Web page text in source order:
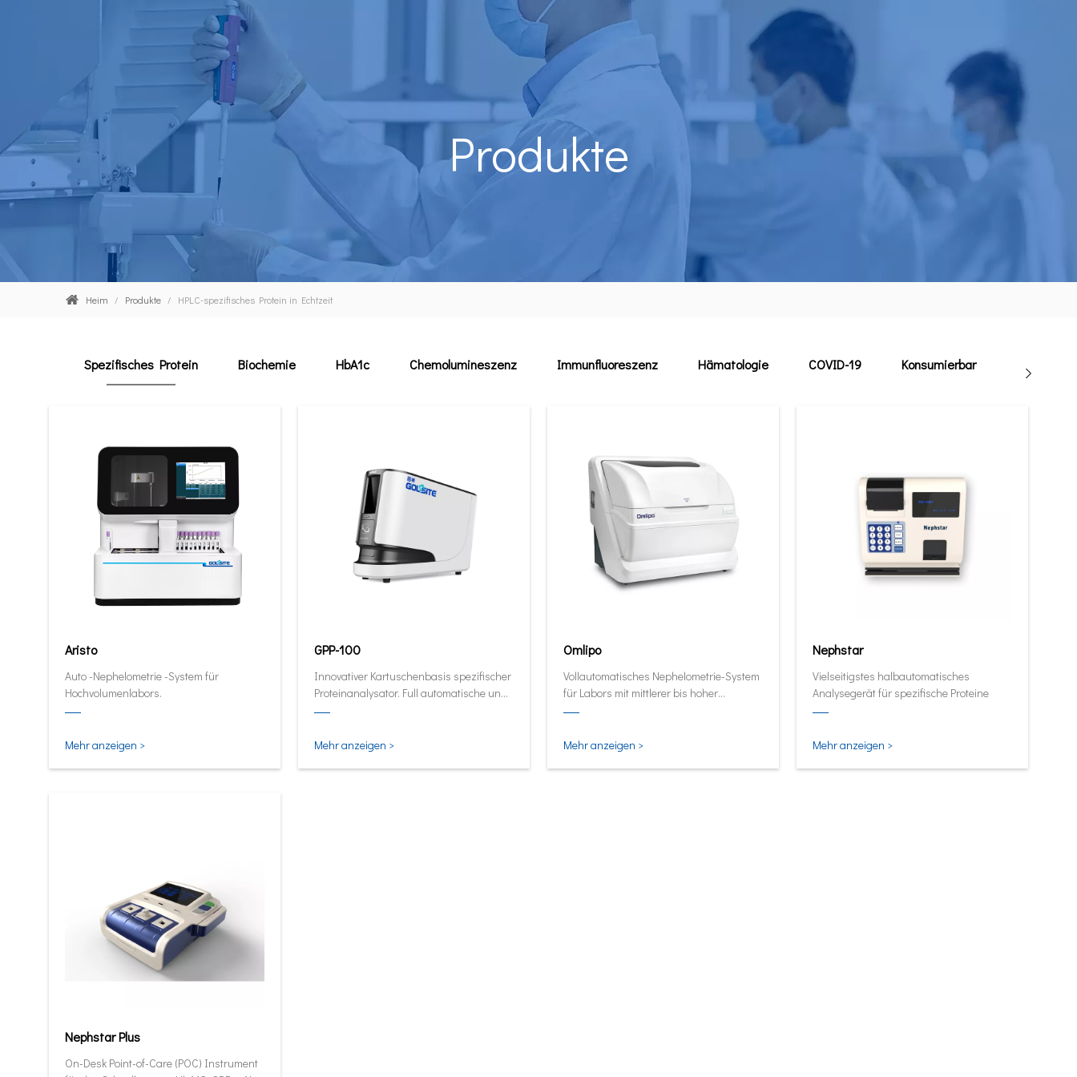
Produkte
Heim / Produkte / HPLC-spezifisches Protein in Echtzeit
Spezifisches Protein Biochemie HbA1c Chemolumineszenz Immunfluoreszenz Hämatologie COVID-19 Konsumierbar
Aristo
Auto -Nephelometrie -System für
Hochvolumenlabors.
Mehr anzeigen >
GPP-100
Innovativer Kartuschenbasis spezifischer
Proteinanalysator. Full automatische und
quantitative Analysator in seiner kleinsten
Mehr anzeigen >
Omlipo
Vollautomatisches Nephelometrie-System
für Labors mit mittlerer bis hoher
Volumendurchsatz.
Mehr anzeigen >
Nephstar
Vielseitigstes halbautomatisches
Analysegerät für spezifische Proteine
Mehr anzeigen >
Nephstar Plus
On-Desk Point-of-Care (POC) Instrument